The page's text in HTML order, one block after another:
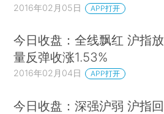
2016年02月05日 APP打开
今日收盘：全线飘红 沪指放
量反弹收涨1.53%
2016年02月04日 APP打开
今日收盘：深强沪弱 沪指回